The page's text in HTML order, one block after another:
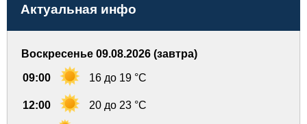
Актуальная инфо
Воскресенье 09.08.2026 (завтра)
09:00 16 до 19 °C
12:00 20 до 23 °C